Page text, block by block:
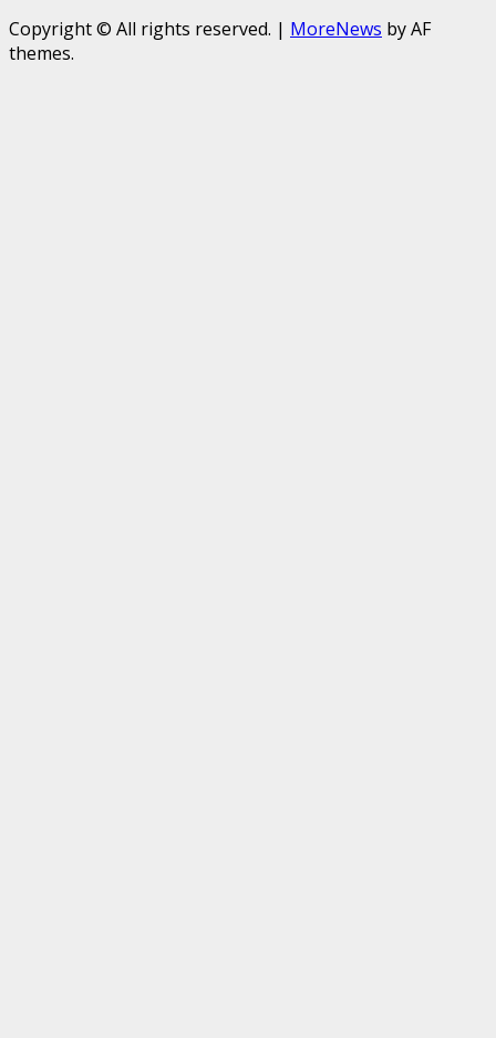
Copyright © All rights reserved. | MoreNews by AF
themes.